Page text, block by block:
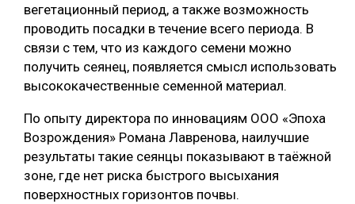
вегетационный период, а также возможность
проводить посадки в течение всего периода. В
связи с тем, что из каждого семени можно
получить сеянец, появляется смысл использовать
высококачественные семенной материал.
По опыту директора по инновациям ООО «Эпоха
Возрождения» Романа Лавренова, наилучшие
результаты такие сеянцы показывают в таёжной
зоне, где нет риска быстрого высыхания
поверхностных горизонтов почвы.